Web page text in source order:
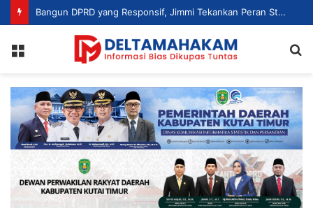
Bangun DPRD yang Responsif, Jimmi Tekankan Peran Strategis Tenaga Ahli dalam Penyusunan Kebijakan